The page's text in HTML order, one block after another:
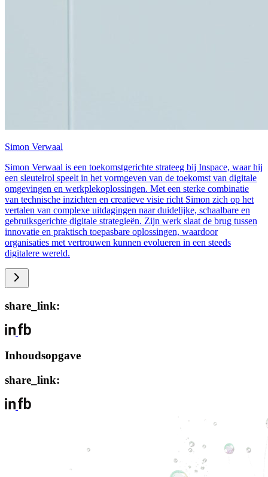
Simon Verwaal
Simon Verwaal is een toekomstgerichte strateeg bij Inspace, waar hij
een sleutelrol speelt in het vormgeven van de toekomst van digitale
omgevingen en werkplekoplossingen. Met een sterke combinatie
van technische inzichten en creatieve visie richt Simon zich op het
vertalen van complexe uitdagingen naar duidelijke, schaalbare en
gebruiksgerichte digitale strategieën. Zijn werk slaat de brug tussen
innovatie en praktisch toepasbare oplossingen, waardoor
organisaties met vertrouwen kunnen evolueren in een steeds
digitalere wereld.
share_link:
Inhoudsopgave
share_link: